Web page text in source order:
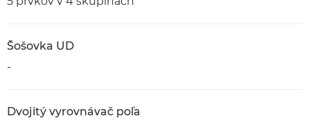
Šošovka UD
-
Dvojitý vyrovnávač poľa